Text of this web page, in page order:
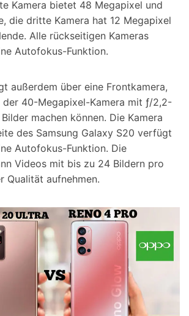
Kamera bietet 48 Megapixel und
die dritte Kamera hat 12 Megapixel
Alle rückseitigen Kameras
Autofokus-Funktion.
außerdem über eine Frontkamera,
40-Megapixel-Kamera mit ƒ/2,2-
machen können. Die Kamera
des Samsung Galaxy S20 verfügt
Autofokus-Funktion. Die
Videos mit bis zu 24 Bildern pro
Qualität aufnehmen.